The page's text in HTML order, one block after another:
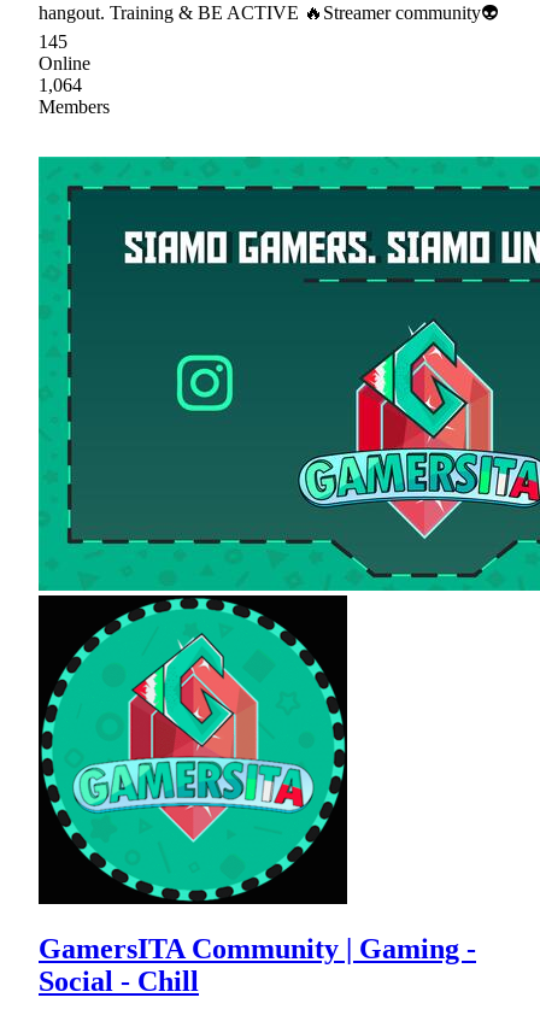
hangout. Training & BE ACTIVE 🔥Streamer community👽
145
Online
1,064
Members
GamersITA Community | Gaming -
Social - Chill